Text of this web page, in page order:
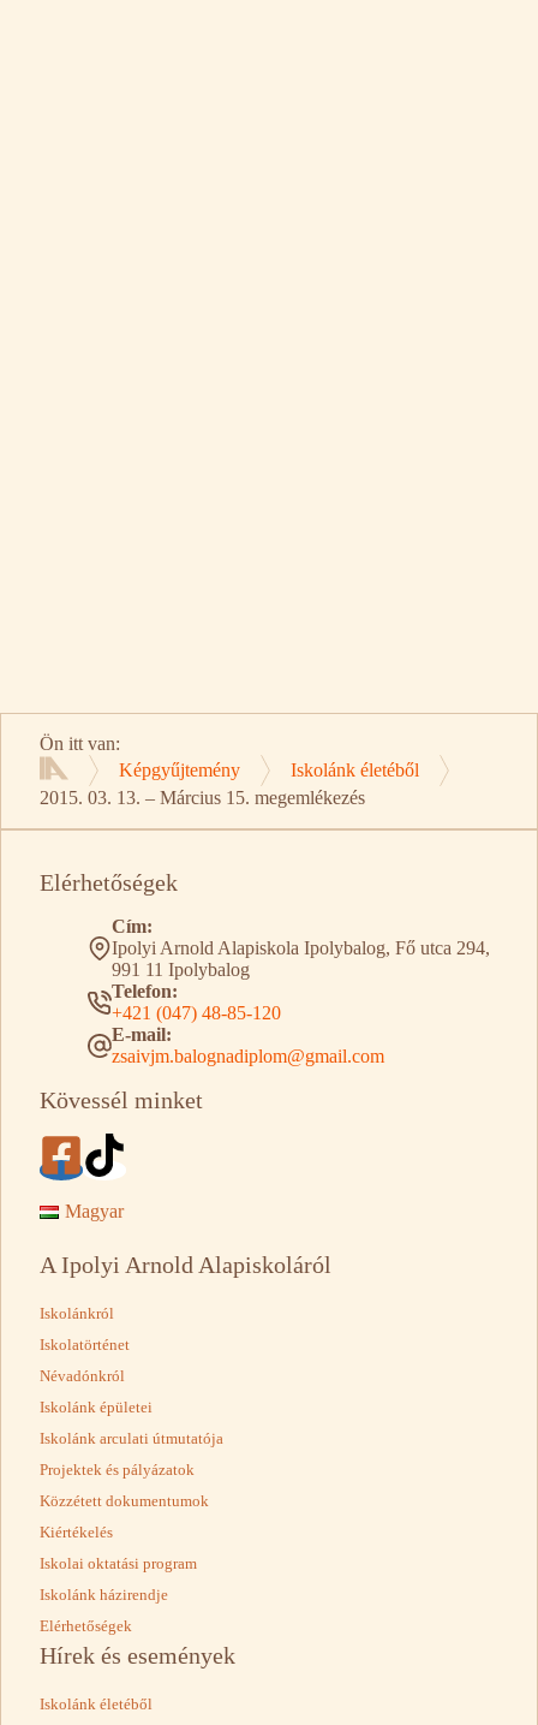
Ön itt van:
Kezdőlap
Képgyűjtemény
Iskolánk életéből
2015. 03. 13. – Március 15. megemlékezés
Elérhetőségek
Cím:
Ipolyi Arnold Alapiskola Ipolybalog, Fő utca 294,
991 11 Ipolybalog
Telefon:
+421 (047) 48-85-120
E-mail:
zsaivjm.balognadiplom@gmail.com
Kövessél minket
Magyar
A Ipolyi Arnold Alapiskoláról
Iskolánkról
Iskolatörténet
Névadónkról
Iskolánk épületei
Iskolánk arculati útmutatója
Projektek és pályázatok
Közzétett dokumentumok
Kiértékelés
Iskolai oktatási program
Iskolánk házirendje
Elérhetőségek
Hírek és események
Iskolánk életéből